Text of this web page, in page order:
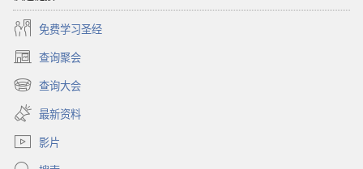
免费学习圣经
查询聚会
（打
开
新
窗
口）
查询大会
（打
开
新
窗
最新资料
影片